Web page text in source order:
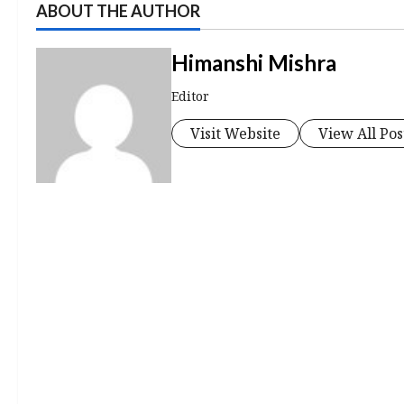
ABOUT THE AUTHOR
Himanshi Mishra
Editor
Visit Website View All